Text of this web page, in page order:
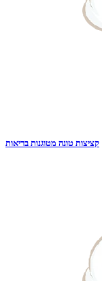
קציצות טונה מטוגנות בריאות